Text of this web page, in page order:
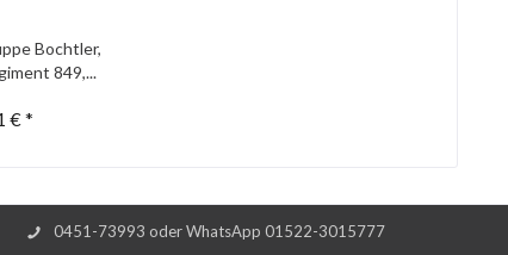
Bochtler,
849,...
€ *
0451-73993 oder WhatsApp 01522-3015777